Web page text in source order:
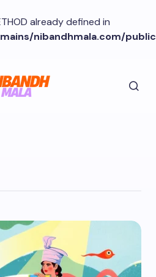
already defined in
nibandhmala.com/